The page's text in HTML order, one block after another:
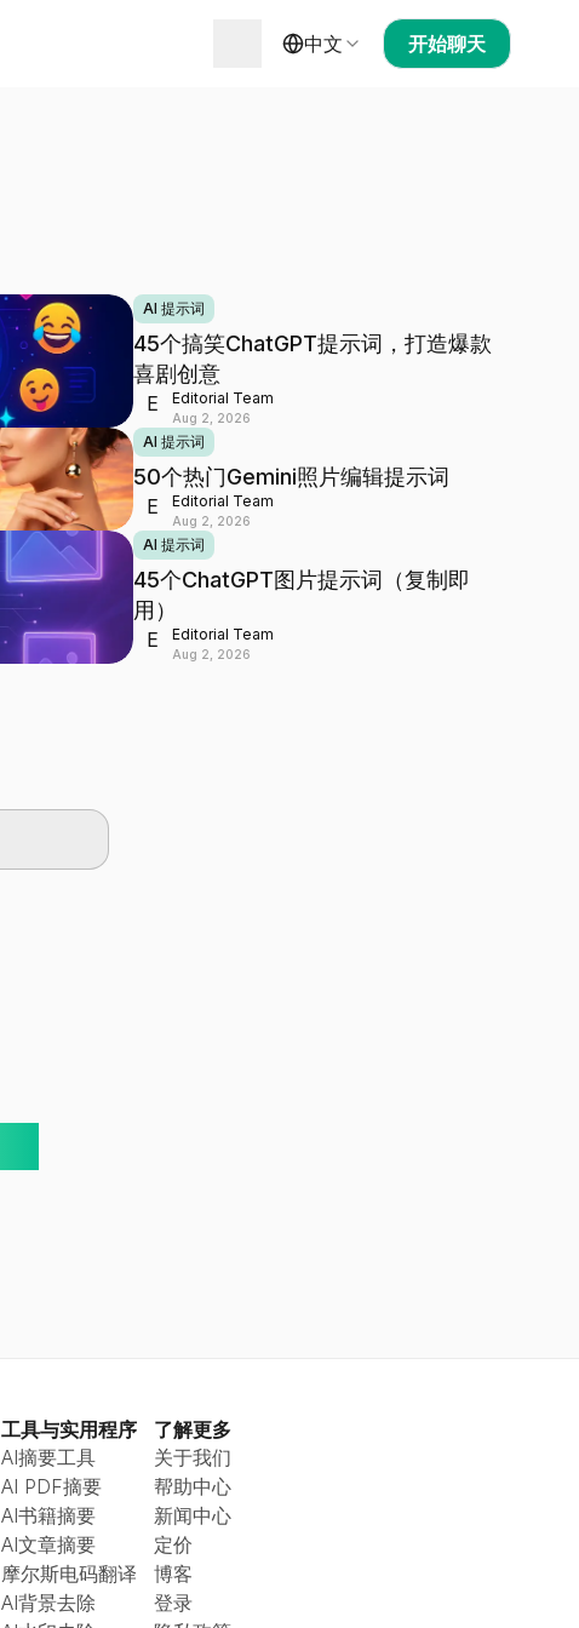
中文 开始聊天
AI 提示词
45个搞笑ChatGPT提示词，打造爆款
喜剧创意
E Editorial Team
Aug 2, 2026
AI 提示词
50个热门Gemini照片编辑提示词
E Editorial Team
Aug 2, 2026
AI 提示词
45个ChatGPT图片提示词（复制即
用）
E Editorial Team
Aug 2, 2026
工具与实用程序
AI摘要工具
AI PDF摘要
AI书籍摘要
AI文章摘要
摩尔斯电码翻译
AI背景去除
了解更多
关于我们
帮助中心
新闻中心
定价
博客
登录